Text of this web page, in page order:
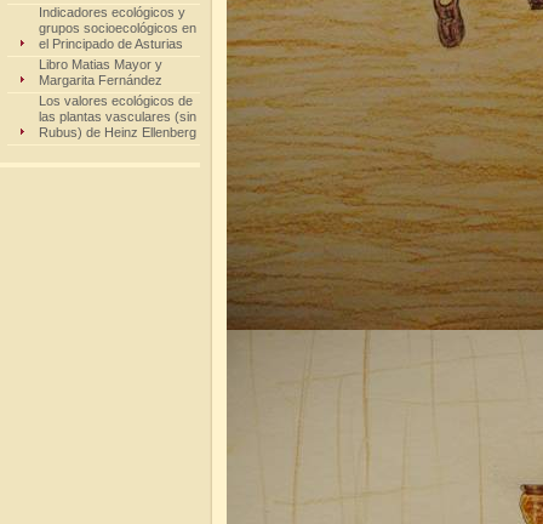
Indicadores ecológicos y
grupos socioecológicos en
el Principado de Asturias
Libro Matias Mayor y
Margarita Fernández
Los valores ecológicos de
las plantas vasculares (sin
Rubus) de Heinz Ellenberg